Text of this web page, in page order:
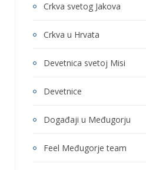
Crkva svetog Jakova
Crkva u Hrvata
Devetnica svetoj Misi
Devetnice
Događaji u Međugorju
Feel Međugorje team